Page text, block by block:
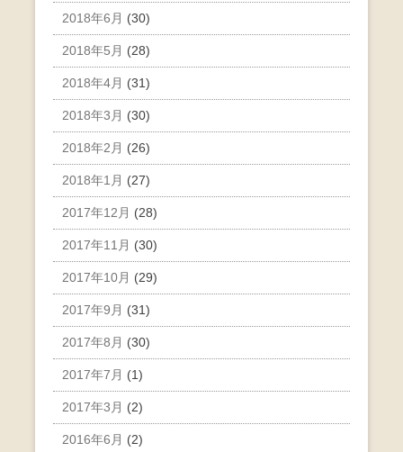
2018年6月 (30)
2018年5月 (28)
2018年4月 (31)
2018年3月 (30)
2018年2月 (26)
2018年1月 (27)
2017年12月 (28)
2017年11月 (30)
2017年10月 (29)
2017年9月 (31)
2017年8月 (30)
2017年7月 (1)
2017年3月 (2)
2016年6月 (2)